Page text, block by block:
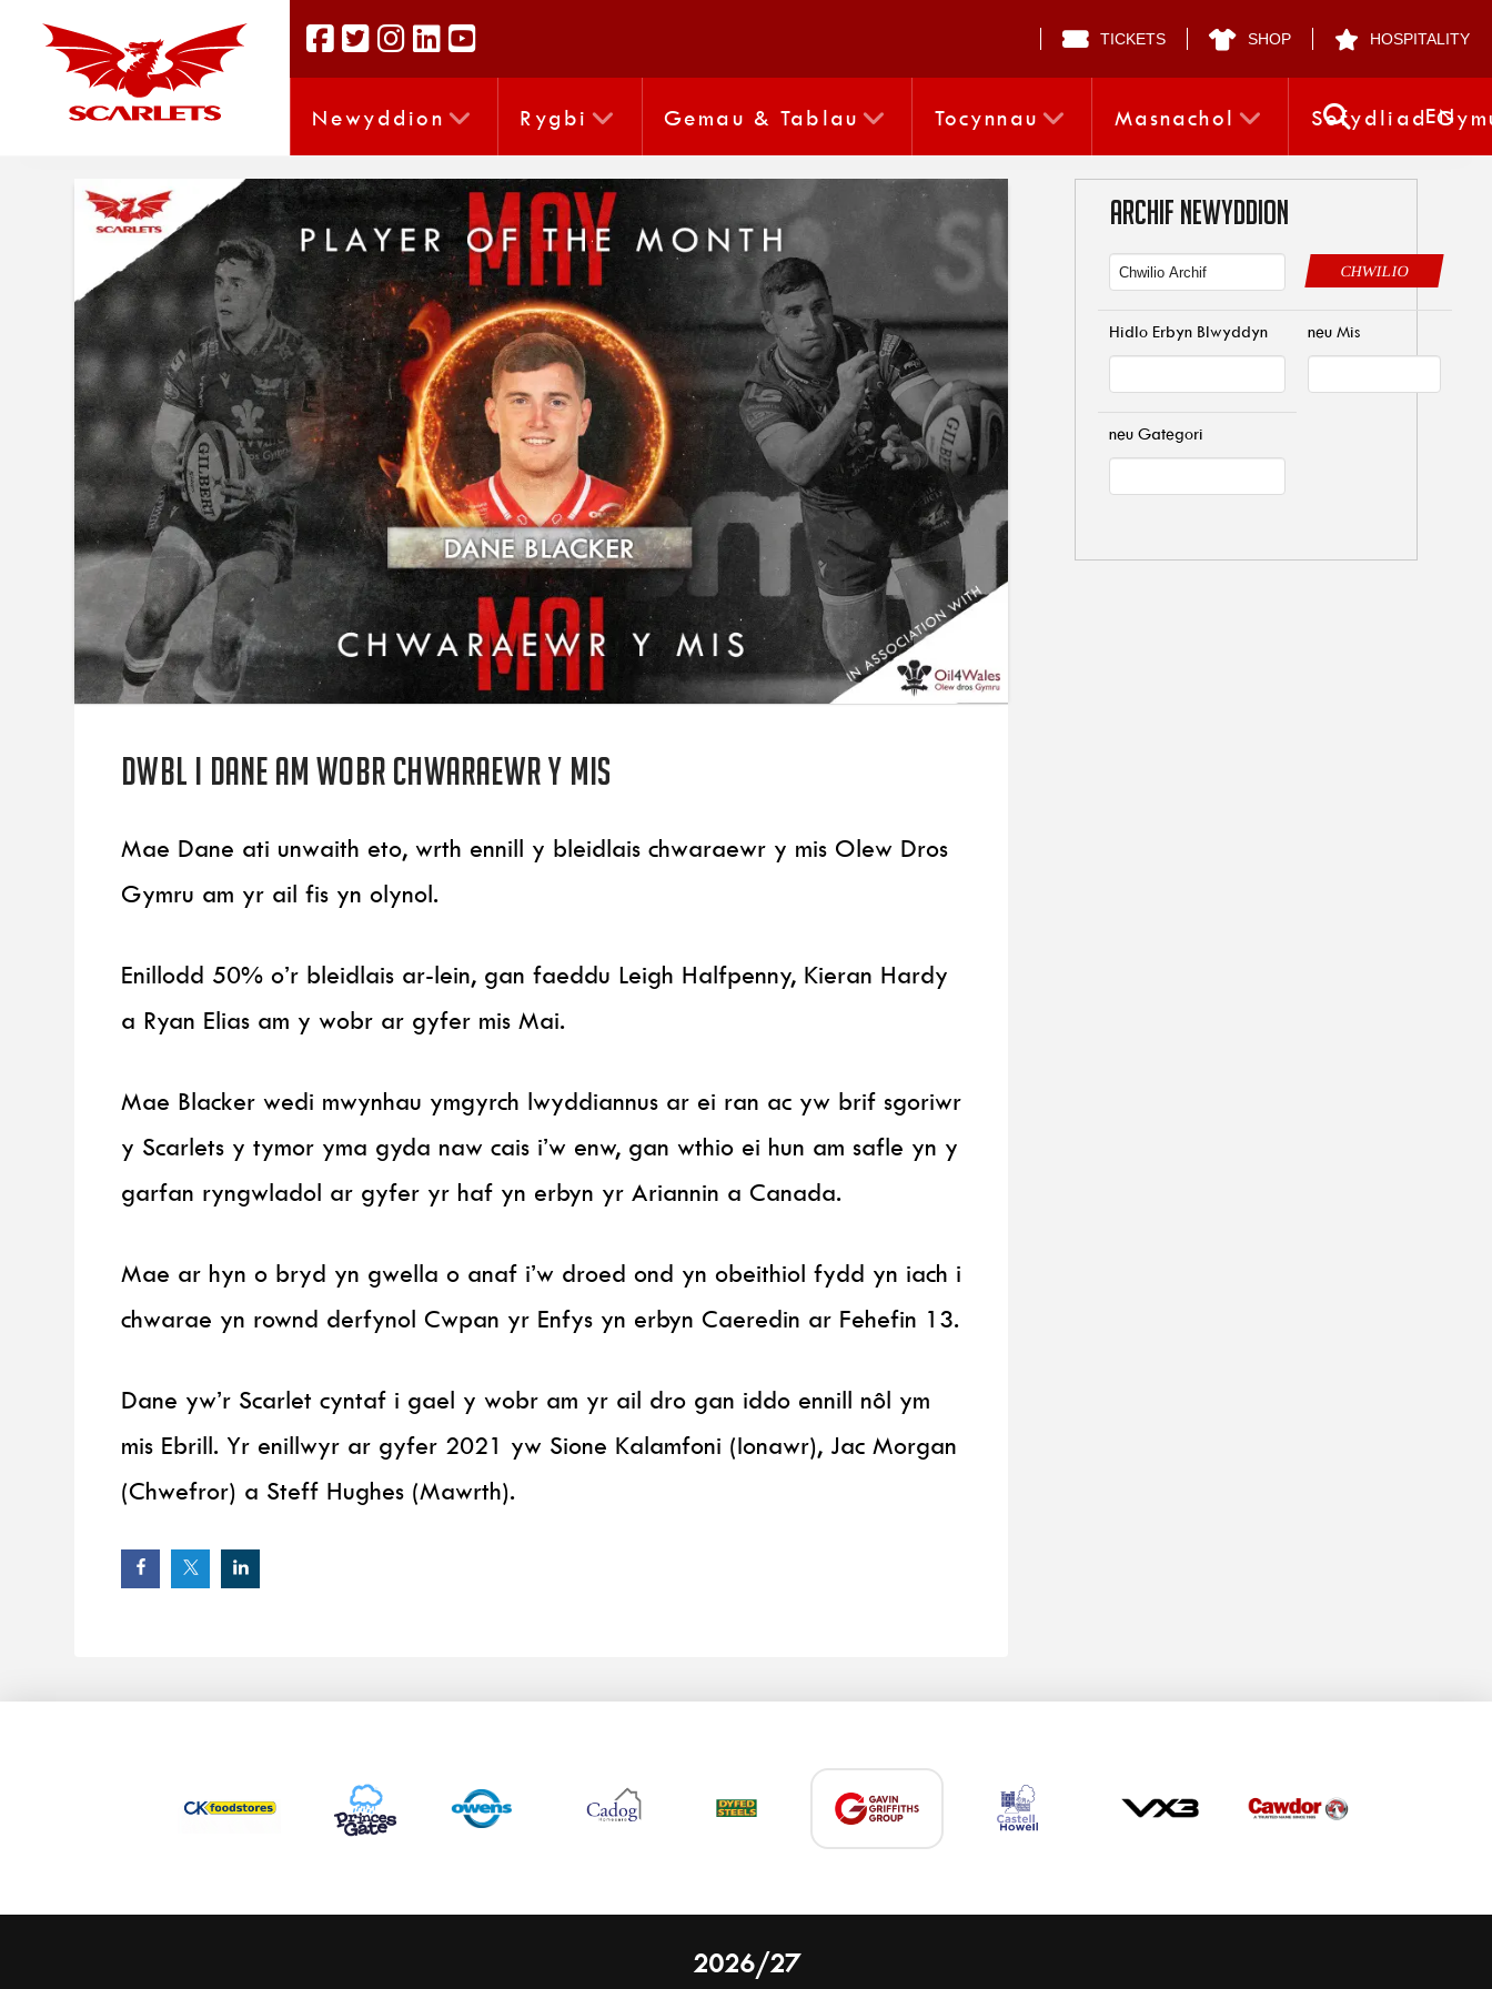
TICKETS SHOP HOSPITALITY
Newyddion Rygbi Gemau & Tablau Tocynnau Masnachol SefydliadEN
Dwbl i Dane am wobr chwaraewr y mis
Mae Dane ati unwaith eto, wrth ennill y bleidlais chwaraewr y mis Olew Dros
Gymru am yr ail fis yn olynol.
Enillodd 50% o’r bleidlais ar-lein, gan faeddu Leigh Halfpenny, Kieran Hardy
a Ryan Elias am y wobr ar gyfer mis Mai.
Mae Blacker wedi mwynhau ymgyrch lwyddiannus ar ei ran ac yw brif sgoriwr
y Scarlets y tymor yma gyda naw cais i’w enw, gan wthio ei hun am safle yn y
garfan ryngwladol ar gyfer yr haf yn erbyn yr Ariannin a Canada.
Mae ar hyn o bryd yn gwella o anaf i’w droed ond yn obeithiol fydd yn iach i
chwarae yn rownd derfynol Cwpan yr Enfys yn erbyn Caeredin ar Fehefin 13.
Dane yw’r Scarlet cyntaf i gael y wobr am yr ail dro gan iddo ennill nôl ym
mis Ebrill. Yr enillwyr ar gyfer 2021 yw Sione Kalamfoni (Ionawr), Jac Morgan
(Chwefror) a Steff Hughes (Mawrth).
ARCHIF NEWYDDION
CHWILIO
Hidlo Erbyn Blwyddyn neu Mis
neu Gategori
2026/27